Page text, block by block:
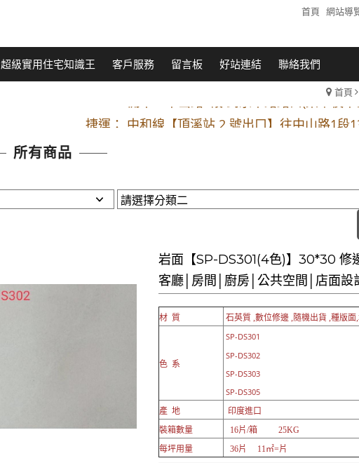
首頁 網站導
超級實用住宅知識王 客戶服務 留言板 好站連結 聯絡我們
首頁
開車：中山路1段 到永平路路口(樂華夜
捷運： 中和線【頂溪站 2 號出口】往中山路1段
原Line已滿 無法加Line好友 請親愛的客戶加入 LINE官方帳號
捷運： 中和線【頂溪站 2 號出口】往中山路1段
原Line已滿 無法加Line好友 請親愛的客戶加入 LINE官方帳號
所有商品
岩面【SP-DS301(4色)】30*30 修
客廳│房間│廚房│公共空間│店面
材 質 石英質 ,數位修邊 ,隨機出貨 ,種版面
色 系
SP-DS301
SP-DS302
SP-DS303
SP-DS305
產 地
印度進口
裝箱數量
16片/箱 25KG
每坪用量
36片 11㎡=片